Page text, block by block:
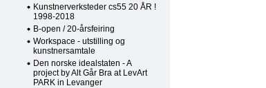
Kunstnerverksteder cs55 20 ÅR !
1998-2018
B-open / 20-årsfeiring
Workspace - utstilling og
kunstnersamtale
Den norske idealstaten - A
project by Alt Går Bra at LevArt
PARK in Levanger